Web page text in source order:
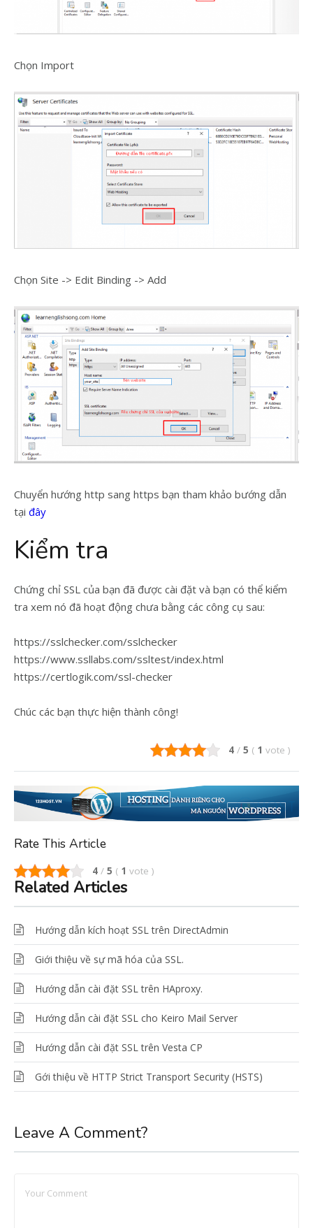
Chọn Import
Chọn Site -> Edit Binding -> Add
Chuyển hướng http sang https bạn tham khảo bướng dẫn
tại đây
Kiểm tra
Chứng chỉ SSL của bạn đã được cài đặt và bạn có thể kiểm
tra xem nó đã hoạt động chưa bằng các công cụ sau:
https://sslchecker.com/sslchecker
https://www.ssllabs.com/ssltest/index.html
https://certlogik.com/ssl-checker
Chúc các bạn thực hiện thành công!
4 / 5 ( 1 vote )
Rate This Article
4 / 5 ( 1 vote )
Related Articles
Hướng dẫn kích hoạt SSL trên DirectAdmin
Giới thiệu về sự mã hóa của SSL.
Hướng dẫn cài đặt SSL trên HAproxy.
Hướng dẫn cài đặt SSL cho Keiro Mail Server
Hướng dẫn cài đặt SSL trên Vesta CP
Gới thiệu về HTTP Strict Transport Security (HSTS)
Leave A Comment?